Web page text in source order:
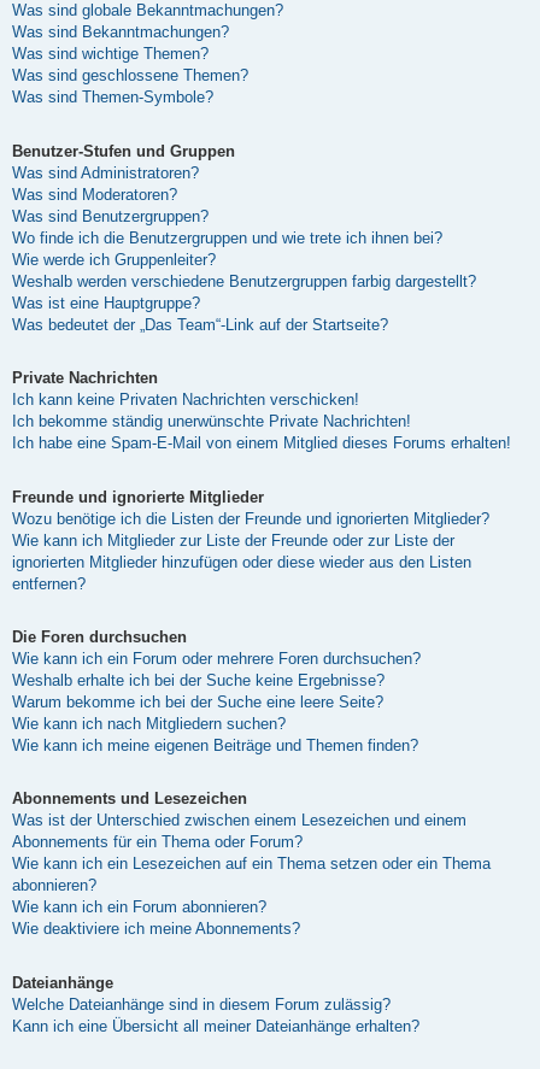
Was sind globale Bekanntmachungen?
Was sind Bekanntmachungen?
Was sind wichtige Themen?
Was sind geschlossene Themen?
Was sind Themen-Symbole?
Benutzer-Stufen und Gruppen
Was sind Administratoren?
Was sind Moderatoren?
Was sind Benutzergruppen?
Wo finde ich die Benutzergruppen und wie trete ich ihnen bei?
Wie werde ich Gruppenleiter?
Weshalb werden verschiedene Benutzergruppen farbig dargestellt?
Was ist eine Hauptgruppe?
Was bedeutet der „Das Team“-Link auf der Startseite?
Private Nachrichten
Ich kann keine Privaten Nachrichten verschicken!
Ich bekomme ständig unerwünschte Private Nachrichten!
Ich habe eine Spam-E-Mail von einem Mitglied dieses Forums erhalten!
Freunde und ignorierte Mitglieder
Wozu benötige ich die Listen der Freunde und ignorierten Mitglieder?
Wie kann ich Mitglieder zur Liste der Freunde oder zur Liste der
ignorierten Mitglieder hinzufügen oder diese wieder aus den Listen
entfernen?
Die Foren durchsuchen
Wie kann ich ein Forum oder mehrere Foren durchsuchen?
Weshalb erhalte ich bei der Suche keine Ergebnisse?
Warum bekomme ich bei der Suche eine leere Seite?
Wie kann ich nach Mitgliedern suchen?
Wie kann ich meine eigenen Beiträge und Themen finden?
Abonnements und Lesezeichen
Was ist der Unterschied zwischen einem Lesezeichen und einem
Abonnements für ein Thema oder Forum?
Wie kann ich ein Lesezeichen auf ein Thema setzen oder ein Thema
abonnieren?
Wie kann ich ein Forum abonnieren?
Wie deaktiviere ich meine Abonnements?
Dateianhänge
Welche Dateianhänge sind in diesem Forum zulässig?
Kann ich eine Übersicht all meiner Dateianhänge erhalten?